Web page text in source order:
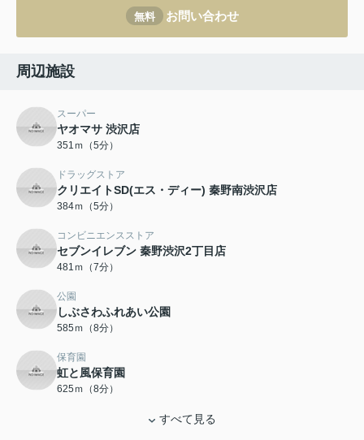
無料 お問い合わせ
周辺施設
スーパー
ヤオマサ 渋沢店
351ｍ（5分）
ドラッグストア
クリエイトSD(エス・ディー) 秦野南渋沢店
384ｍ（5分）
コンビニエンスストア
セブンイレブン 秦野渋沢2丁目店
481ｍ（7分）
公園
しぶさわふれあい公園
585ｍ（8分）
保育園
虹と風保育園
625ｍ（8分）
すべて見る